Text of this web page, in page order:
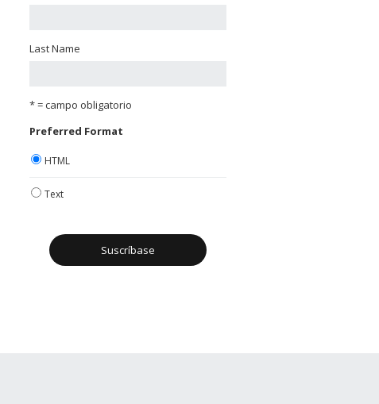
Last Name
* = campo obligatorio
Preferred Format
HTML
Text